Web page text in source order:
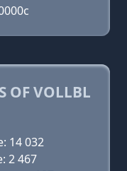
OF VOLLBL
14 032
2 467